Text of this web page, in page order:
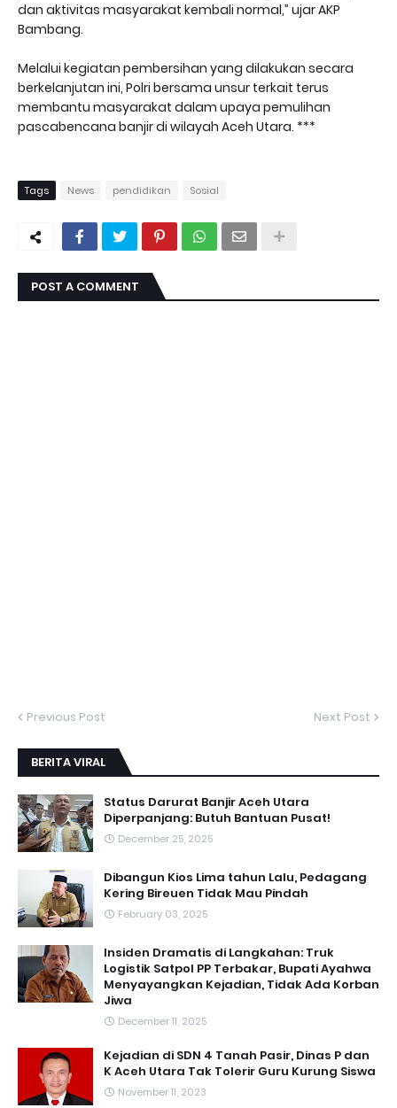
dan aktivitas masyarakat kembali normal,” ujar AKP
Bambang.
Melalui kegiatan pembersihan yang dilakukan secara
berkelanjutan ini, Polri bersama unsur terkait terus
membantu masyarakat dalam upaya pemulihan
pascabencana banjir di wilayah Aceh Utara. ***
Tags News pendidikan Sosial
POST A COMMENT
Previous Post Next Post
BERITA VIRAL
Status Darurat Banjir Aceh Utara
Diperpanjang: Butuh Bantuan Pusat!
December 25, 2025
Dibangun Kios Lima tahun Lalu, Pedagang
Kering Bireuen Tidak Mau Pindah
February 03, 2025
Insiden Dramatis di Langkahan: Truk
Logistik Satpol PP Terbakar, Bupati Ayahwa
Menyayangkan Kejadian, Tidak Ada Korban
Jiwa
December 11, 2025
Kejadian di SDN 4 Tanah Pasir, Dinas P dan
K Aceh Utara Tak Tolerir Guru Kurung Siswa
November 11, 2023